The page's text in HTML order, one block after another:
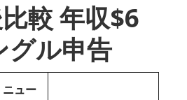
較 年収$6
グル申告
ニュー